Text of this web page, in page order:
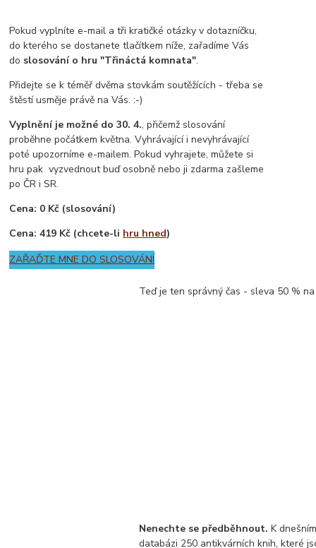
Pokud vyplníte e-mail a tři kratičké otázky v dotazníčku,
do kterého se dostanete tlačítkem níže, zařadíme Vás
do slosování o hru "Třináctá komnata".
Přidejte se k téměř dvěma stovkám soutěžících - třeba se
štěstí usměje právě na Vás. :-)
Vyplnění je možné do 30. 4., přičemž slosování
proběhne počátkem května. Vyhrávající i nevyhrávající
poté upozorníme e-mailem. Pokud vyhrajete, můžete si
hru pak vyzvednout buď osobně nebo ji zdarma zašleme
po ČR i SR.
Cena: 0 Kč (slosování)
Cena: 419 Kč (chcete-li hru hned)
ZAŘAĎTE MNE DO SLOSOVÁNÍ
Teď je ten správný čas - sleva 50 %
Nenechte se předběhnout. K
databázi 250 antikvárních knih, které